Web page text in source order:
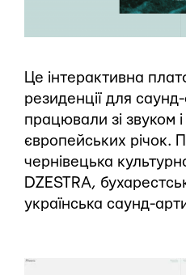
Це інтерактивна
резиденції для саунд-
працювали зі звуком
європейських річок.
чернівецька
DZESTRA,
українська саунд-